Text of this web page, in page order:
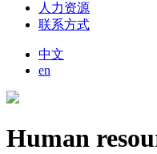
人力资源
联系方式
中文
en
Human